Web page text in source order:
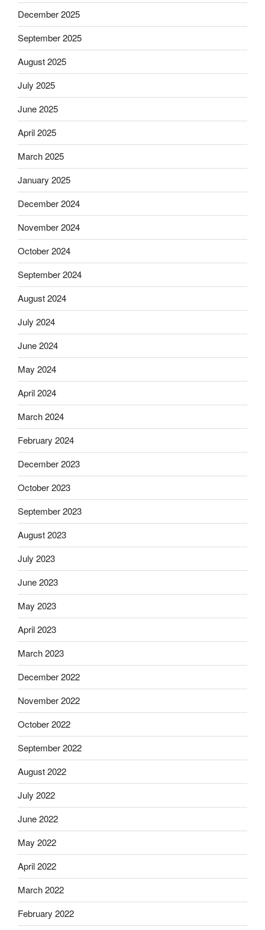
December 2025
September 2025
August 2025
July 2025
June 2025
April 2025
March 2025
January 2025
December 2024
November 2024
October 2024
September 2024
August 2024
July 2024
June 2024
May 2024
April 2024
March 2024
February 2024
December 2023
October 2023
September 2023
August 2023
July 2023
June 2023
May 2023
April 2023
March 2023
December 2022
November 2022
October 2022
September 2022
August 2022
July 2022
June 2022
May 2022
April 2022
March 2022
February 2022